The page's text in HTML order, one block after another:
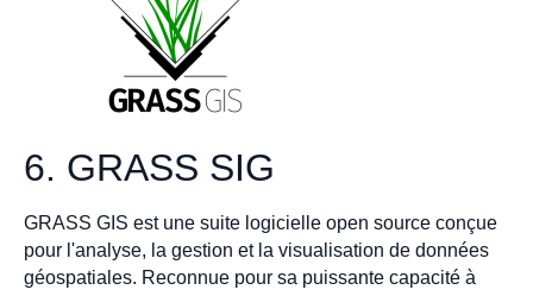
6. GRASS SIG
GRASS GIS est une suite logicielle open source conçue
pour l'analyse, la gestion et la visualisation de données
géospatiales. Reconnue pour sa puissante capacité à